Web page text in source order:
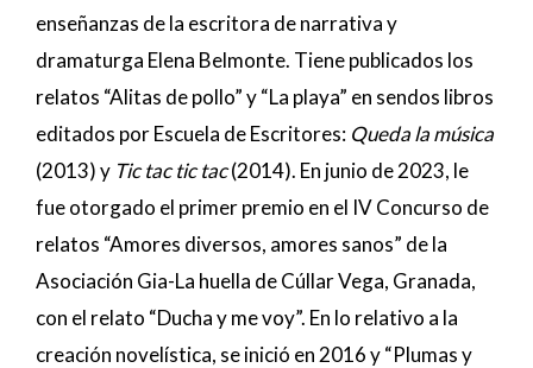
enseñanzas de la escritora de narrativa y
dramaturga Elena Belmonte. Tiene publicados los
relatos “Alitas de pollo” y “La playa” en sendos libros
editados por Escuela de Escritores: Queda la música
(2013) y Tic tac tic tac(2014). En junio de 2023, le
fue otorgado el primer premio en el IV Concurso de
relatos “Amores diversos, amores sanos” de la
Asociación Gia-La huella de Cúllar Vega, Granada,
con el relato “Ducha y me voy”. En lo relativo a la
creación novelística, se inició en 2016 y “Plumas y